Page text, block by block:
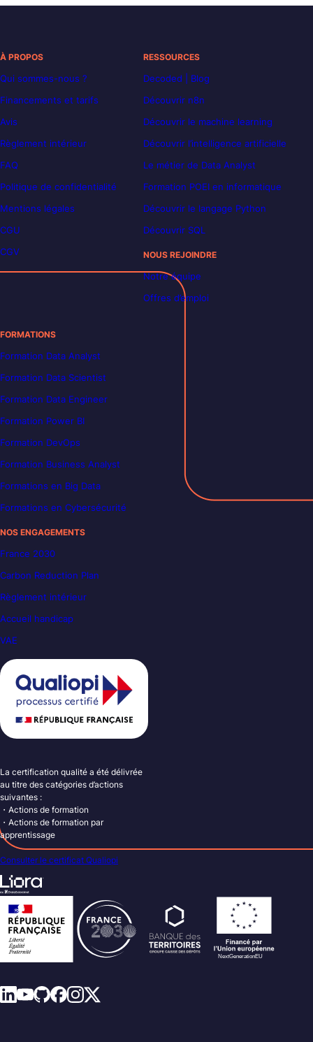
À PROPOS
Qui sommes-nous ?
Financements et tarifs
Avis
Règlement intérieur
FAQ
Politique de confidentialité
Mentions légales
CGU
CGV
RESSOURCES
Decoded | Blog
Découvrir n8n
Découvrir le machine learning
Découvrir l’intelligence artificielle
Le métier de Data Analyst
Formation POEI en informatique
Découvrir le langage Python
Découvrir SQL
NOUS REJOINDRE
Notre équipe
Offres d’emploi
FORMATIONS
Formation Data Analyst
Formation Data Scientist
Formation Data Engineer
Formation Power BI
Formation DevOps
Formation Business Analyst
Formations en Big Data
Formations en Cybersécurité
NOS ENGAGEMENTS
France 2030
Carbon Reduction Plan
Règlement intérieur
Accueil handicap
VAE
La certification qualité a été délivrée
au titre des catégories d’actions
suivantes :
・Actions de formation
・Actions de formation par
apprentissage
Consulter le certificat Qualiopi